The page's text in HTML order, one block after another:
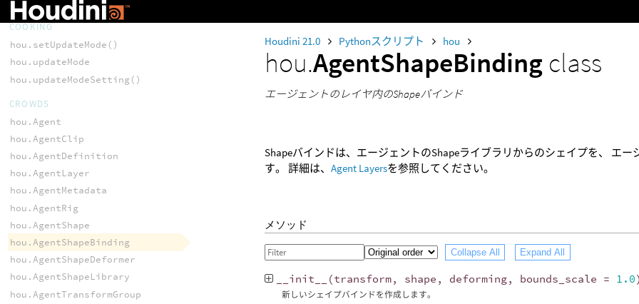
Houdini 21.0 Pythonスクリプト hou
hou.AgentShapeBinding class
エージェントのレイヤ内のShapeバインド
Shapeバインドは、エージェントのShapeライブラリからのシェイプを、 エ
す。 詳細は、Agent Layersを参照してください。
メソッド
Collapse All Expand All
__init__ (transform, shape , deforming, bounds_scale = 1.0
新しいシェイプバインドを作成します。
hou.vmatchout()
COOKING
hou.setUpdateMode()
hou.updateMode
hou.updateModeSetting()
CROWDS
hou.Agent
hou.AgentClip
hou.AgentDefinition
hou.AgentLayer
hou.AgentMetadata
hou.AgentRig
hou.AgentShape
hou.AgentShapeBinding
hou.AgentShapeDeformer
hou.AgentShapeLibrary
hou.AgentTransformGroup